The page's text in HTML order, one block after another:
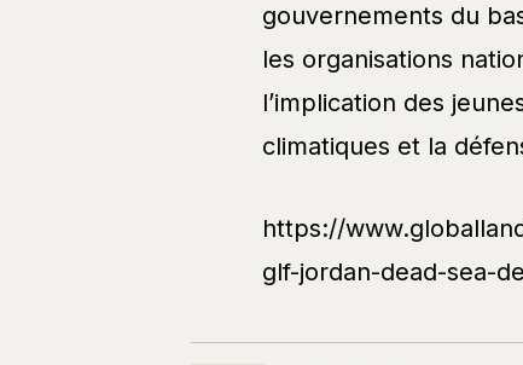
gouvernements du
les organisations
l’implication des
climatiques et la
https://
glf-jordan-dead-sea-